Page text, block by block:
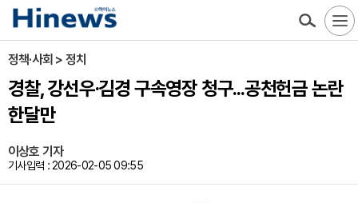
정책·사회 > 정치
경찰, 강선우·김경 구속영장 청구...공천헌금 논란
한달만
이상호 기자
기사입력 : 2026-02-05 09:55